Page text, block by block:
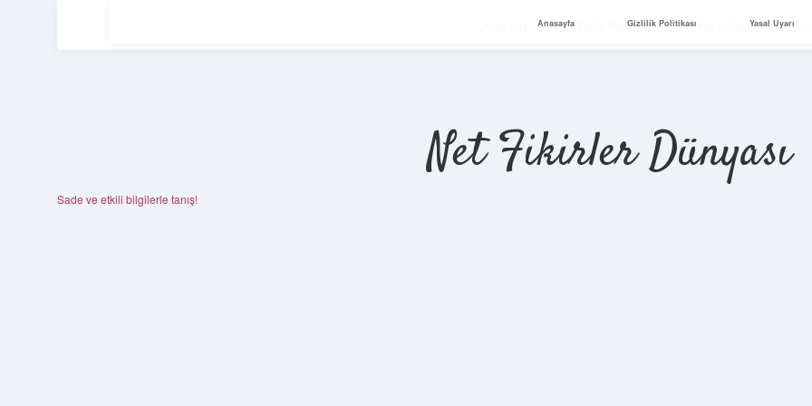
Gizlilik Politikası Yasal Uyarı
Net Fikirler Dünyası
Sade ve etkili bilgilerle tanış!
Anasayfa Gizlilik Politikası Yasal Uyarı